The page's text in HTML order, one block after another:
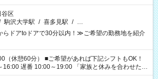
区
駒沢大学駅 / 喜多見駅 / …
ドアtoドアで30分以内！≫ご希望の勤務地を紹介
ご希望があれば下記シフトもOK！
番 10:00～19:00 「家族と休みを合わせた
を持って夕飯の準備がしたい」 「できれば残業はし